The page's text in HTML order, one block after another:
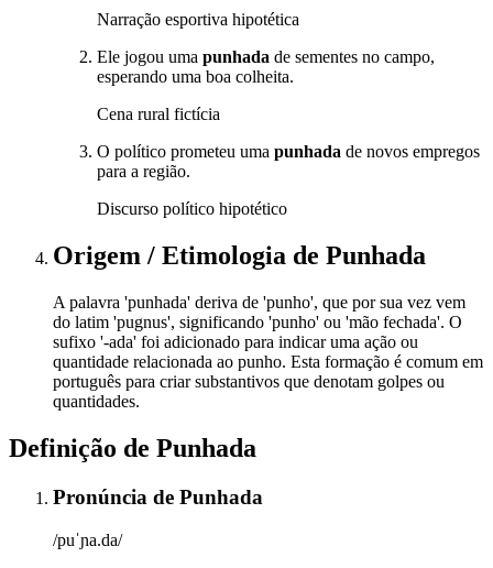
Narração esportiva hipotética
Ele jogou uma punhada de sementes no campo,
esperando uma boa colheita.
Cena rural fictícia
O político prometeu uma punhada de novos empregos
para a região.
Discurso político hipotético
Origem / Etimologia de Punhada
A palavra 'punhada' deriva de 'punho', que por sua vez vem
do latim 'pugnus', significando 'punho' ou 'mão fechada'. O
sufixo '-ada' foi adicionado para indicar uma ação ou
quantidade relacionada ao punho. Esta formação é comum em
português para criar substantivos que denotam golpes ou
quantidades.
Definição de Punhada
Pronúncia de Punhada
/puˈɲa.da/